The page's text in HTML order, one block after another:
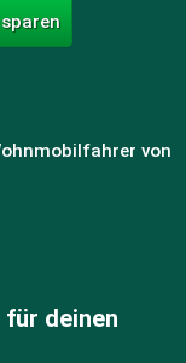
von
deinen